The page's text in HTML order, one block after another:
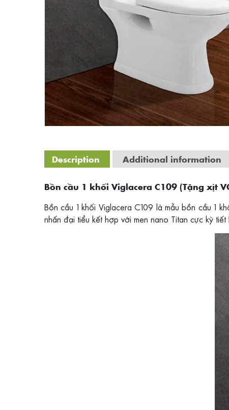
Description Additional information
Bồn cầu 1 khối Viglacera C109 (Tặng xịt
Bồn cầu 1 khối Viglacera C109 là mẫu bồn cầu 1
nhấn đại tiểu kết hợp với men nano Titan cực kỳ